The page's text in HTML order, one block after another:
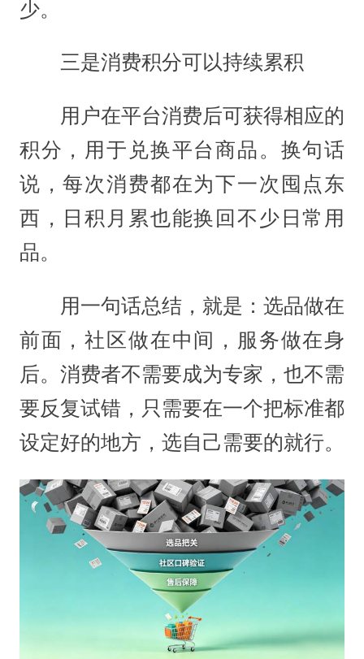
少。
三是消费积分可以持续累积
用户在平台消费后可获得相应的
积分，用于兑换平台商品。换句话
说，每次消费都在为下一次囤点东
西，日积月累也能换回不少日常用
品。
用一句话总结，就是：选品做在
前面，社区做在中间，服务做在身
后。消费者不需要成为专家，也不需
要反复试错，只需要在一个把标准都
设定好的地方，选自己需要的就行。